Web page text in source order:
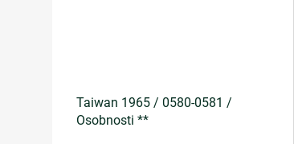
Taiwan 1965 / 0580-0581 /
Osobnosti **